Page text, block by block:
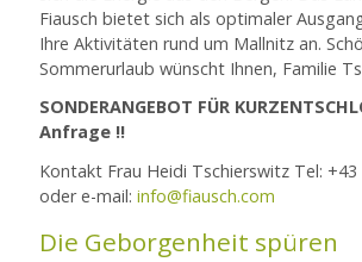
Fiausch bietet sich als optimaler
Ihre Aktivitäten rund um Mallnitz an.
Sommerurlaub wünscht Ihnen, Familie
SONDERANGEBOT FÜR
Anfrage !!
Kontakt Frau Heidi Tschierswitz Tel: +43
oder e-mail:info@fiausch.com
Die Geborgenheit spüren